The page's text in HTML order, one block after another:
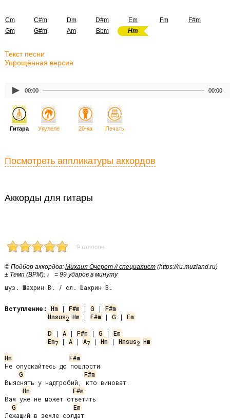
Cm C#m Dm D#m Em Fm
F#m
Gm
G#m Am Bbm Hm
Текст песни
Упрощённая версия
00:00 00:00
Аккорды для гитары
9 голосов
© Подбор аккордов: Михаил Очерет // специалист (https://ru.muzland.ru)
± Темп (BPM): ♩ = 99 ударов в минуту
муз. Шахрин В. / сл. Шахрин В.
Вступление: Hm | F#m | G | F#m
Hmsus2 Hm | F#m | G | Em
D | A | F#m | G | Em
Em7 | A | A7 | Hm | Hmsus2 Hm
Hm
F#m
Не опускайтесь до пошлости
G
F#m
Выяснять у надгробий, кто виноват.
Hm
F#m
Вам уже не может ответить
G
Em
Лежащий в земле солдат.
Гитара Укулеле 20-ка Печать
Посмотреть аппликатуры аккордов